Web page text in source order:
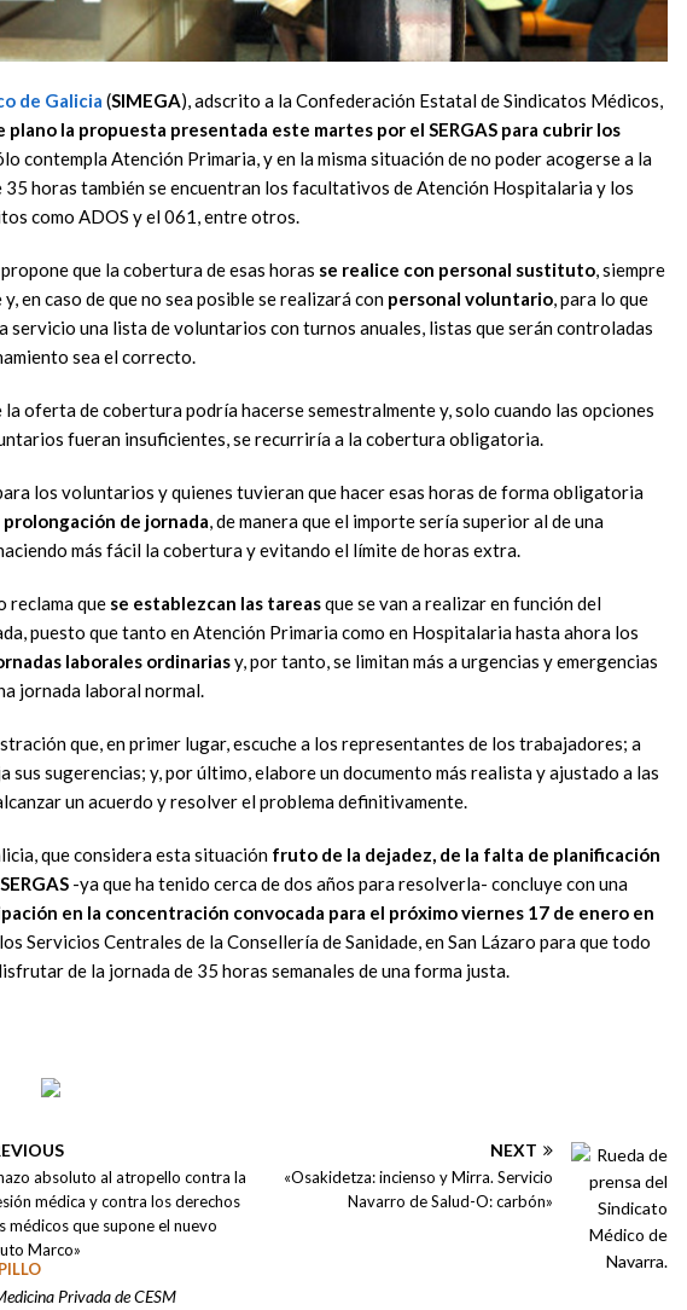
de Galicia (SIMEGA), adscrito a la Confederación Estatal de Sindicatos Médicos,
plano la propuesta presentada este martes por el SERGAS para cubrir los
contempla Atención Primaria, y en la misma situación de no poder acogerse a la
35 horas también se encuentran los facultativos de Atención Hospitalaria y los
como ADOS y el 061, entre otros.
que la cobertura de esas horas se realice con personal sustituto, siempre
en caso de que no sea posible se realizará con personal voluntario, para lo que
servicio una lista de voluntarios con turnos anuales, listas que serán controladas
sea el correcto.
la oferta de cobertura podría hacerse semestralmente y, solo cuando las opciones
fueran insuficientes, se recurriría a la cobertura obligatoria.
los voluntarios y quienes tuvieran que hacer esas horas de forma obligatoria
prolongación de jornada, de manera que el importe sería superior al de una
más fácil la cobertura y evitando el límite de horas extra.
reclama que se establezcan las tareasque se van a realizar en función del
puesto que tanto en Atención Primaria como en Hospitalaria hasta ahora los
laborales ordinariasy, por tanto, se limitan más a urgencias y emergencias
jornada laboral normal.
que, en primer lugar, escuche a los representantes de los trabajadores; a
sus sugerencias; y, por último, elabore un documento más realista y ajustado a las
un acuerdo y resolver el problema definitivamente.
que considera esta situación fruto de la dejadez, de la falta de planificación
-ya que ha tenido cerca de dos años para resolverla- concluye con una
en la concentración convocada para el próximo viernes 17 de enero en
Servicios Centrales de la Consellería de Sanidade, en San Lázaro para que todo
de la jornada de 35 horas semanales de una forma justa.
absoluto al atropello contra la
médica y contra los derechos
médicos que supone el nuevo
Marco»
Privada de CESM
NEXT
«Osakidetza: incienso y Mirra. Servicio
Navarro de Salud-O: carbón»